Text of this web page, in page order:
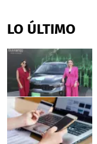
of
38
LO ÚLTIMO